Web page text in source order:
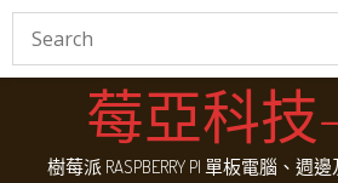
Skip
莓亞科技
樹莓派 RASPBERRY PI 單板電腦、週